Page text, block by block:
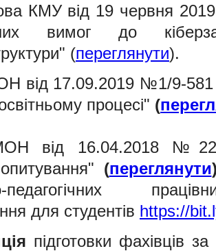
КМУ від 19 червня
вимог до
" (переглянути).
від 17.09.2019 №1/9-581
процесі" (
від 16.04.2018
(переглянути
педагогічних
для студентів https://
підготовки фахівців за